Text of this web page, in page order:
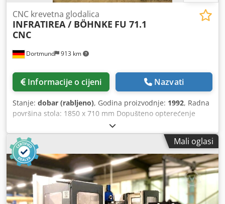
Dortmund 913 km
CNC krevetna glodalica
INFRATIREA / BÖHNKE FU 71.1
CNC
Informacije o cijeni Nazvati
Stanje: dobar (rabljeno), Godina proizvodnje: 1992, Radna
površina stola: 1850 x 710 mm Dopušteno opterećenje
stola: 3000 kg Pomaci: Uzdužni, automatski (X): 1600 mm
Poprečni, automatski (Y): 710 mm Vertikalni, automatski (Z):
850 mm Prihvat vretena: SK 50 Raspon broja okretaja: 20 -
2500 o/min Snaga glavnog motora, AC: 15 kW Transportne
dimenzije (D x Š x V): 3650 x 2300 x 2700 mm Težina: 9400
kg Dodatna oprema / Posebne značajke: Dcsdpfettamkjx
Adqok • CNC upravljanje udruga HEIDENHAIN, model TNC
360 s 3 mjerna ravnala • Programiranje u "plain text
Mali oglasi